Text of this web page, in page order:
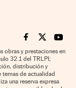
Cinco Días en
Cinco Días
Cinco
obras y prestaciones en
32.1 del TRLPI;
distribución y
temas de actualidad
una reserva expresa